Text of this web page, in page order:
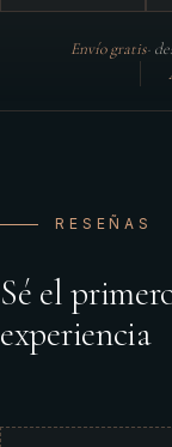
Envío gratis·
RESEÑAS
Sé el
experiencia